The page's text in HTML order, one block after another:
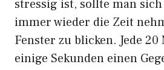
stressig ist, sollte man
immer wieder die Zeit
Fenster zu blicken. Jede
einige Sekunden einen